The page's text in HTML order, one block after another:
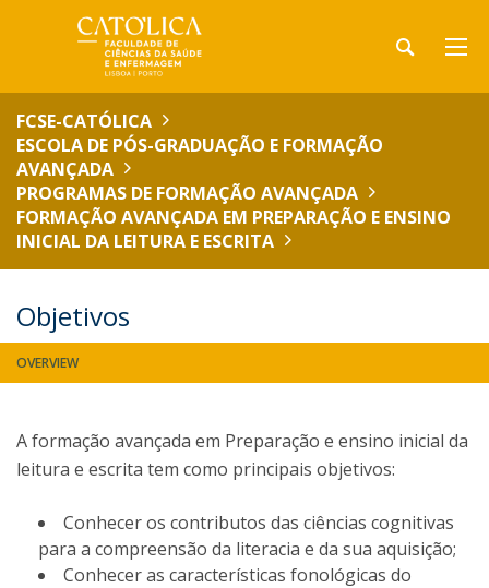
FCSE-CATÓLICA
ESCOLA DE PÓS-GRADUAÇÃO E FORMAÇÃO
AVANÇADA
PROGRAMAS DE FORMAÇÃO AVANÇADA
FORMAÇÃO AVANÇADA EM PREPARAÇÃO E ENSINO
INICIAL DA LEITURA E ESCRITA
Objetivos
OVERVIEW
A formação avançada em Preparação e ensino inicial da
leitura e escrita tem como principais objetivos:
Conhecer os contributos das ciências cognitivas
para a compreensão da literacia e da sua aquisição;
Conhecer as características fonológicas do